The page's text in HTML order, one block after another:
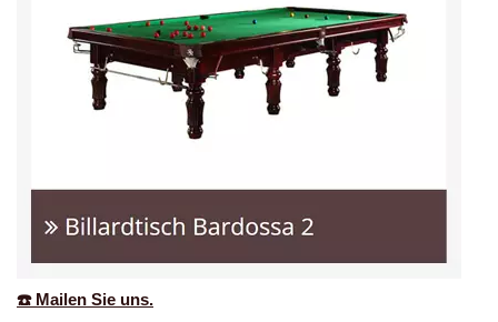
☎️ Mailen Sie uns.